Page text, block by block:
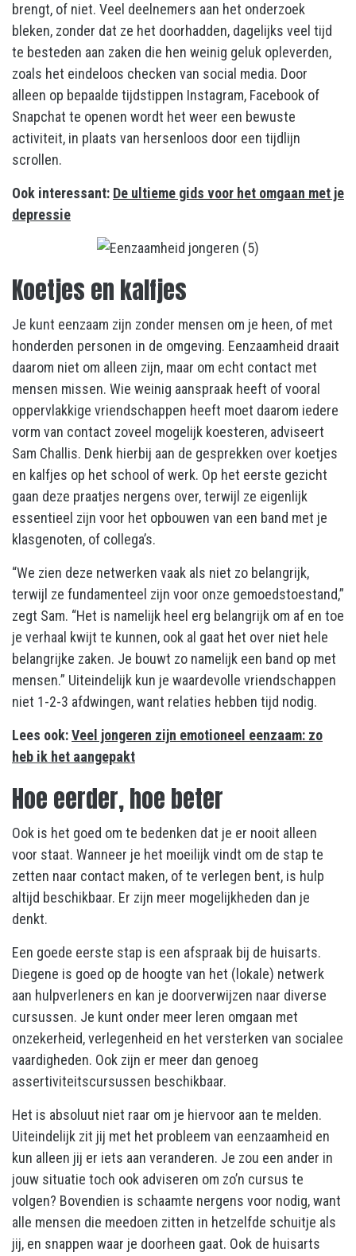
brengt, of niet. Veel deelnemers aan het onderzoek
bleken, zonder dat ze het doorhadden, dagelijks veel tijd
te besteden aan zaken die hen weinig geluk opleverden,
zoals het eindeloos checken van social media. Door
alleen op bepaalde tijdstippen Instagram, Facebook of
Snapchat te openen wordt het weer een bewuste
activiteit, in plaats van hersenloos door een tijdlijn
scrollen.
Ook interessant: De ultieme gids voor het omgaan met je
depressie
Koetjes en kalfjes
Je kunt eenzaam zijn zonder mensen om je heen, of met
honderden personen in de omgeving. Eenzaamheid draait
daarom niet om alleen zijn, maar om echt contact met
mensen missen. Wie weinig aanspraak heeft of vooral
oppervlakkige vriendschappen heeft moet daarom iedere
vorm van contact zoveel mogelijk koesteren, adviseert
Sam Challis. Denk hierbij aan de gesprekken over koetjes
en kalfjes op het school of werk. Op het eerste gezicht
gaan deze praatjes nergens over, terwijl ze eigenlijk
essentieel zijn voor het opbouwen van een band met je
klasgenoten, of collega’s.
“We zien deze netwerken vaak als niet zo belangrijk,
terwijl ze fundamenteel zijn voor onze gemoedstoestand,”
zegt Sam. “Het is namelijk heel erg belangrijk om af en toe
je verhaal kwijt te kunnen, ook al gaat het over niet hele
belangrijke zaken. Je bouwt zo namelijk een band op met
mensen.” Uiteindelijk kun je waardevolle vriendschappen
niet 1-2-3 afdwingen, want relaties hebben tijd nodig.
Lees ook:Veel jongeren zijn emotioneel eenzaam: zo
heb ik het aangepakt
Hoe eerder, hoe beter
Ook is het goed om te bedenken dat je er nooit alleen
voor staat. Wanneer je het moeilijk vindt om de stap te
zetten naar contact maken, of te verlegen bent, is hulp
altijd beschikbaar. Er zijn meer mogelijkheden dan je
denkt.
Een goede eerste stap is een afspraak bij de huisarts.
Diegene is goed op de hoogte van het (lokale) netwerk
aan hulpverleners en kan je doorverwijzen naar diverse
cursussen. Je kunt onder meer leren omgaan met
onzekerheid, verlegenheid en het versterken van socialee
vaardigheden. Ook zijn er meer dan genoeg
assertiviteitscursussen beschikbaar.
Het is absoluut niet raar om je hiervoor aan te melden.
Uiteindelijk zit jij met het probleem van eenzaamheid en
kun alleen jij er iets aan veranderen. Je zou een ander in
jouw situatie toch ook adviseren om zo’n cursus te
volgen? Bovendien is schaamte nergens voor nodig, want
alle mensen die meedoen zitten in hetzelfde schuitje als
jij, en snappen waar je doorheen gaat. Ook de huisarts